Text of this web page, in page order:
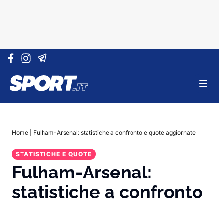
Vai al contenuto
Home Fulham-Arsenal: statistiche a confronto e quote aggiornate
STATISTICHE E QUOTE
Fulham-Arsenal:
statistiche a confronto